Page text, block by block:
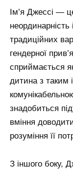
Ім’я Джессі —
неординарність
традиційних
гендерної
сприймається
дитина з таким
знадобиться
вміння
розуміння її
З іншого боку,